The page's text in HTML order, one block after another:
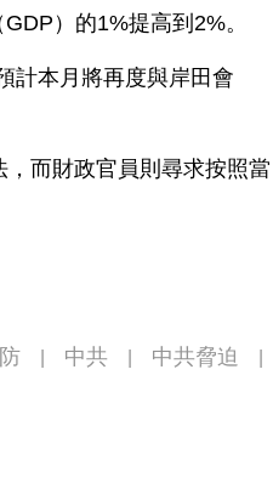
）的1%提高到2%。
計本月將再度與岸田會
而財政官員則尋求按照當
中共 中共脅迫